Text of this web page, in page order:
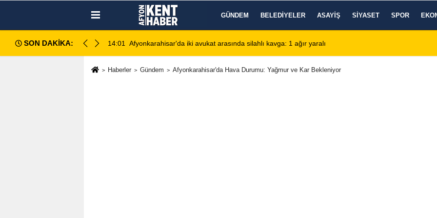
GÜNDEM BELEDIYELER ASAYIŞ SIYASET SPOR
SON DAKİKA:
kavga: 1 ağır yaralı 13:28 Emirdağ Devlet Hastanesi'nde KBB Uzmanı hasta kabulüne başlıyor Google
Haberler Gündem Afyonkarahisar'da Hava Durumu: Yağmur ve Kar Bekleniyor